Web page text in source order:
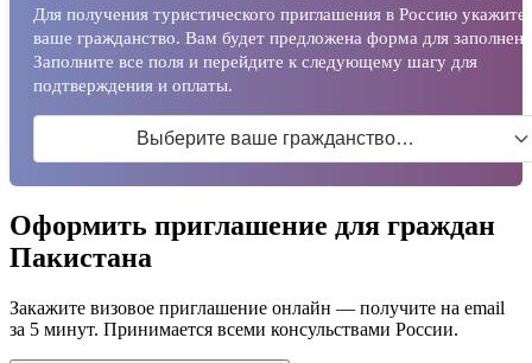
Для получения туристического приглашения в Россию укажите
ваше гражданство. Вам будет предложена форма для
Заполните все поля и перейдите к следующему шагу для
подтверждения и оплаты.
Выберите ваше гражданство…
Оформить приглашение для граждан
Пакистана
Закажите визовое приглашение онлайн — получите на email
за 5 минут. Принимается всеми консульствами России.